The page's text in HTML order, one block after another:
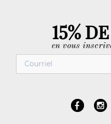
15%
en vous